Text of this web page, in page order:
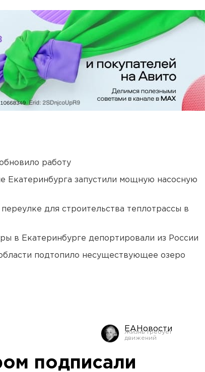
работу
Екатеринбурга запустили мощную насосную
для строительства теплотрассы в
в Екатеринбурге депортировали из России
подтопило несуществующее озеро
ЕАНовости
подписали